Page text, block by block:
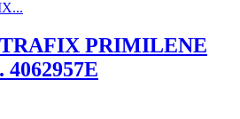
PRIMILENE
4062957E